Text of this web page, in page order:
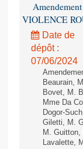
VIOLENCE
Date de
dépôt :
07/06/2024
Beaurain,
Bovet, M.
Mme Da
Dogor-
Giletti, M.
M.
Lavalette,